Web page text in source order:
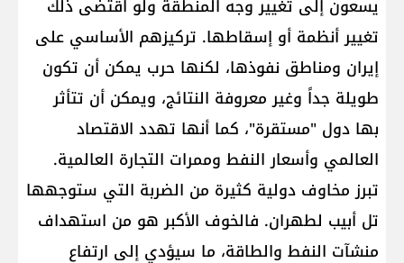
يسعون إلى تغيير وجه المنطقة ولو اقتضى ذلك
تغيير أنظمة أو إسقاطها. تركيزهم الأساسي على
إيران ومناطق نفوذها، لكنها حرب يمكن أن تكون
طويلة جداً وغير معروفة النتائج، ويمكن أن تتأثر
بها دول "مستقرة"، كما أنها تهدد الاقتصاد
العالمي وأسعار النفط وممرات التجارة العالمية.
تبرز مخاوف دولية كثيرة من الضربة التي ستوجهها
تل أبيب لطهران. فالخوف الأكبر هو من استهداف
منشآت النفط والطاقة، ما سيؤدي إلى ارتفاع